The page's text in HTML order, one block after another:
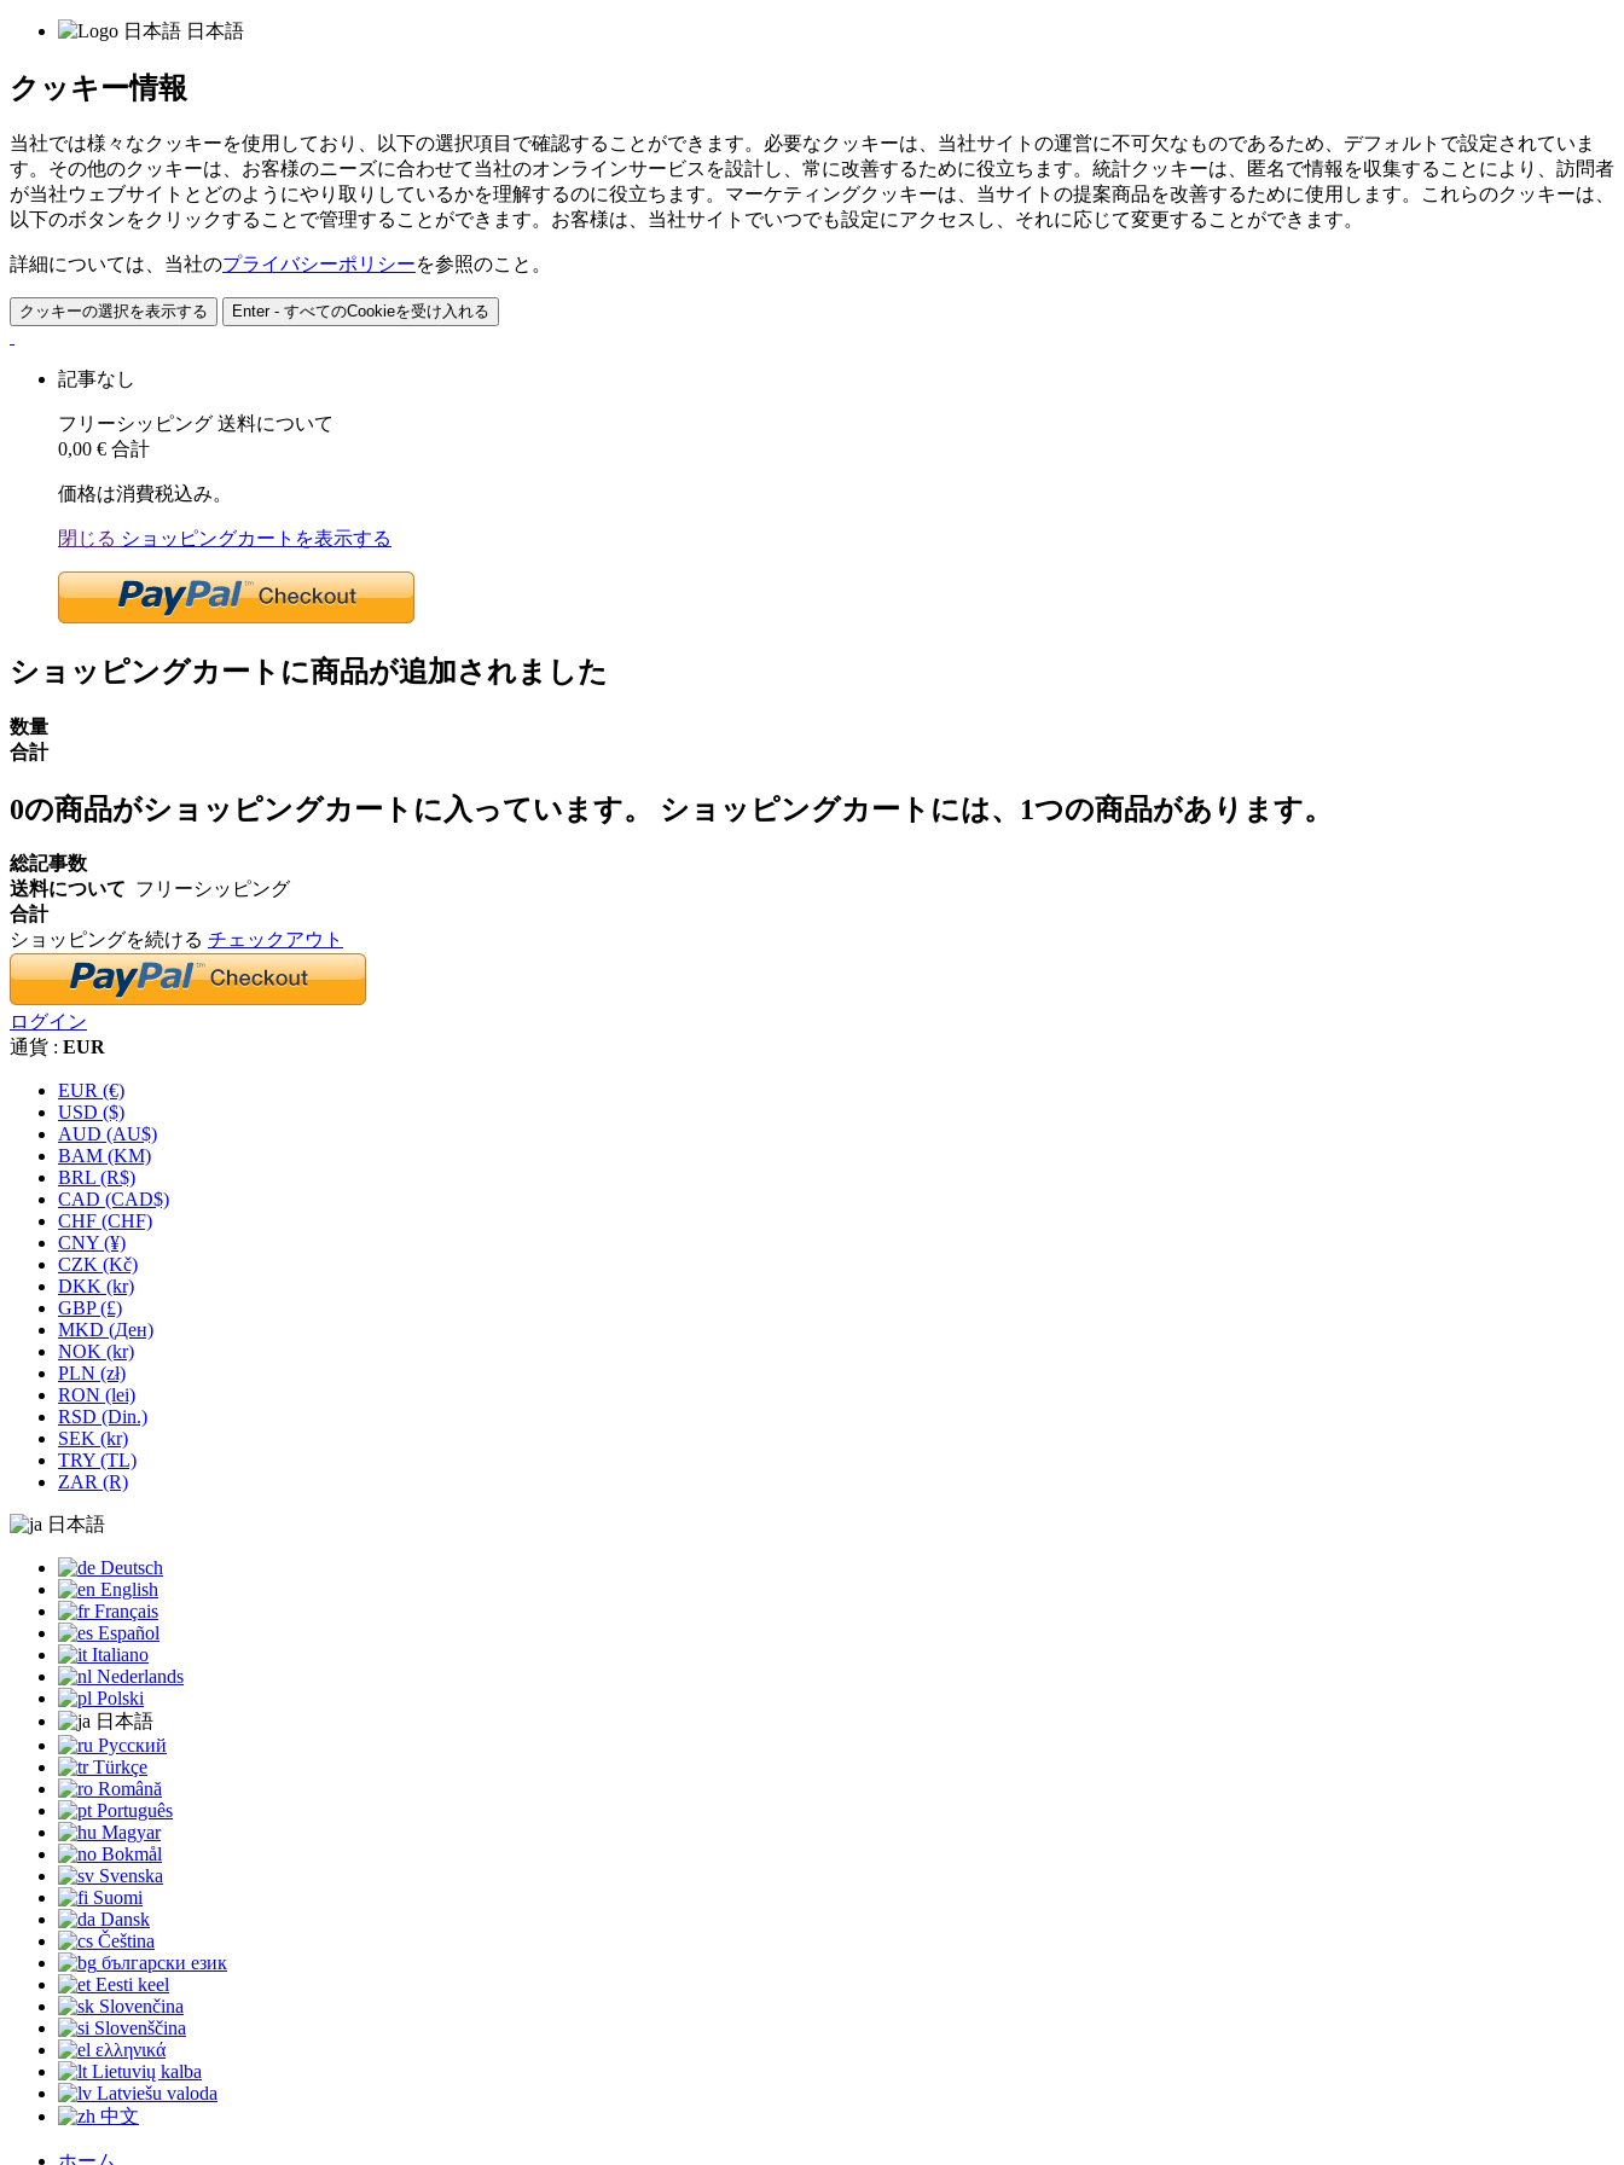
日本語
クッキー情報
当社では様々なクッキーを使用しており、以下の選択項目で確認することができます。必要なクッキーは、当社サイトの運営に不可欠なものであるため、デフォルトで設定されていま
す。その他のクッキーは、お客様のニーズに合わせて当社のオンラインサービスを設計し、常に改善するために役立ちます。統計クッキーは、匿名で情報を収集することにより、訪問者
が当社ウェブサイトとどのようにやり取りしているかを理解するのに役立ちます。マーケティングクッキーは、当サイトの提案商品を改善するために使用します。これらのクッキーは、
以下のボタンをクリックすることで管理することができます。お客様は、当社サイトでいつでも設定にアクセスし、それに応じて変更することができます。
詳細については、当社のプライバシーポリシーを参照のこと。
クッキーの選択を表示する Enter - すべてのCookieを受け入れる
記事なし
フリーシッピング 送料について
0,00 € 合計
価格は消費税込み。
閉じる ショッピングカートを表示する
ショッピングカートに商品が追加されました
数量
合計
0の商品がショッピングカートに入っています。 ショッピングカートには、1つの商品があります。
総記事数
送料について フリーシッピング
合計
ショッピングを続ける チェックアウト
ログイン
通貨 : EUR
EUR (€)
USD ($)
AUD (AU$)
BAM (KM)
BRL (R$)
CAD (CAD$)
CHF (CHF)
CNY (¥)
CZK (Kč)
DKK (kr)
GBP (£)
MKD (Ден)
NOK (kr)
PLN (zł)
RON (lei)
RSD (Din.)
SEK (kr)
TRY (TL)
ZAR (R)
日本語
Deutsch
English
Français
Español
Italiano
Nederlands
Polski
日本語
Русский
Türkçe
Română
Português
Magyar
Bokmål
Svenska
Suomi
Dansk
Čeština
български език
Eesti keel
Slovenčina
Slovenščina
ελληνικά
Lietuvių kalba
Latviešu valoda
中文